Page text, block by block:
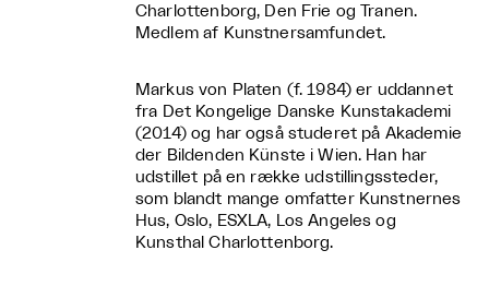
Charlottenborg, Den Frie og Tranen.
Medlem af Kunstnersamfundet.
Markus von Platen (f. 1984) er uddannet
fra Det Kongelige Danske Kunstakademi
(2014) og har også studeret på Akademie
der Bildenden Künste i Wien. Han har
udstillet på en række udstillingssteder,
som blandt mange omfatter Kunstnernes
Hus, Oslo, ESXLA, Los Angeles og
Kunsthal Charlottenborg.